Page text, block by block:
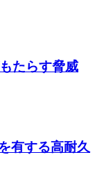
たらす脅威
有する高耐久